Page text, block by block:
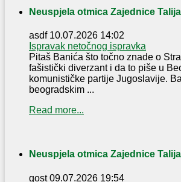
Neuspjela otmica Zajednice
asdf 10.07.2026 14:02
Ispravak netočnog ispravka
Pitaš Banića što točno znade o
fašistički diverzant i da to piše u
komunističke partije Jugoslavije.
beogradskim ...
Read more...
Neuspjela otmica Zajednice
gost 09.07.2026 19:54